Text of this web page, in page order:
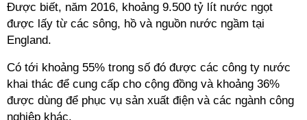
Được biết, năm 2016, khoảng 9.500 tỷ lít nước ngọt
được lấy từ các sông, hồ và nguồn nước ngầm tại
England.
Có tới khoảng 55% trong số đó được các công ty nước
khai thác để cung cấp cho cộng đồng và khoảng 36%
được dùng để phục vụ sản xuất điện và các ngành công
nghiệp khác.